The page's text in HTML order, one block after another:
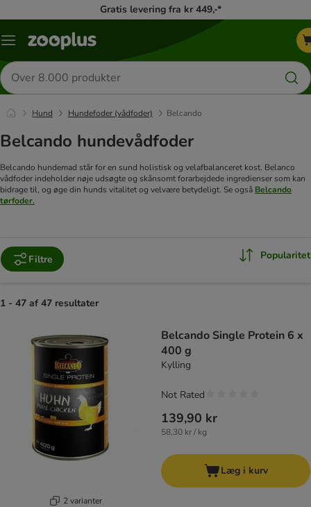
Gratis levering fra kr 449,-*
Menu
Søg
efter
produkter
Hund Hundefoder (vådfoder) Belcando
Belcando hundevådfoder
Belcando hundemad står for en sund holistisk og velafbalanceret kost. Belanco
vådfoder indeholder nøje udsøgte og skånsomt forarbejdede ingredienser som kan
bidrage til, og øge din hunds vitalitet og velvære betydeligt. Se også Belcando
tørfoder.
Filtre Popularitet
1 - 47 af 47 resultater
2 varianter
Belcando Single Protein 6 x
400 g
Kylling
139,90 kr
58,30 kr / kg
Not Rated
Læg i kurv